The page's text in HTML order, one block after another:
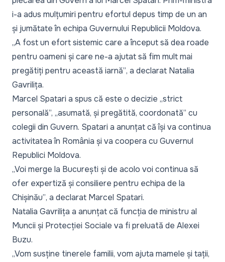
i-a adus mulțumiri pentru efortul depus timp de un an
și jumătate în echipa Guvernului Republicii Moldova.
„A fost un efort sistemic care a început să dea roade
pentru oameni și care ne-a ajutat să fim mult mai
pregătiți pentru această iarnă”, a declarat Natalia
Gavrilița.
Marcel Spatari a spus că este o decizie „strict
personală”, „asumată, și pregătită, coordonată” cu
colegii din Guvern. Spatari a anunțat că își va continua
activitatea în România și va coopera cu Guvernul
Republici Moldova.
„Voi merge la București și de acolo voi continua să
ofer expertiză și consiliere pentru echipa de la
Chișinău”, a declarat Marcel Spatari.
Natalia Gavrilița a anunțat că funcția de ministru al
Muncii și Protecției Sociale va fi preluată de Alexei
Buzu.
„Vom susține tinerele familii, vom ajuta mamele și tații,